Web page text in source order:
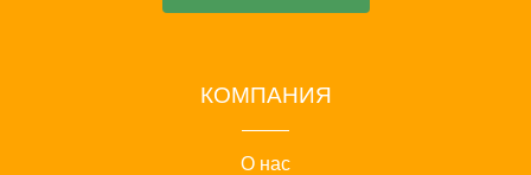
КОМПАНИЯ
О нас